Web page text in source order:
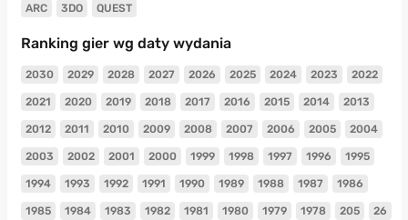
ARC 3DO QUEST
Ranking gier wg daty wydania
2030 2029 2028 2027 2026 2025 2024 2023 2022
2021 2020 2019 2018 2017 2016 2015 2014 2013
2012 2011 2010 2009 2008 2007 2006 2005 2004
2003 2002 2001 2000 1999 1998 1997 1996 1995
1994 1993 1992 1991 1990 1989 1988 1987 1986
1985 1984 1983 1982 1981 1980 1979 1978 205 26